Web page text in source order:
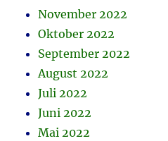
November 2022
Oktober 2022
September 2022
August 2022
Juli 2022
Juni 2022
Mai 2022